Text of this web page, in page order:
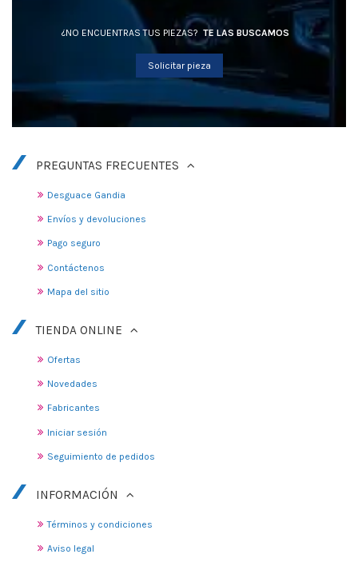
¿NO ENCUENTRAS TUS PIEZAS? TE LAS BUSCAMOS
Solicitar pieza
PREGUNTAS FRECUENTES
Desguace Gandia
Envíos y devoluciones
Pago seguro
Contáctenos
Mapa del sitio
TIENDA ONLINE
Ofertas
Novedades
Fabricantes
Iniciar sesión
Seguimiento de pedidos
INFORMACIÓN
Términos y condiciones
Aviso legal